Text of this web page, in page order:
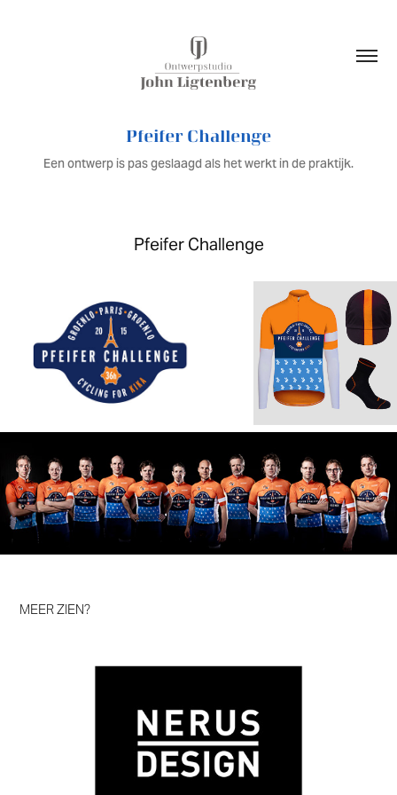
Pfeifer Challenge
Een ontwerp is pas geslaagd als het werkt in de praktijk.
Pfeifer Challenge
MEER ZIEN?
Nerus Design